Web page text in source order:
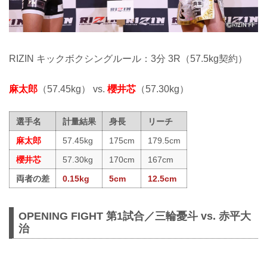
RIZIN キックボクシングルール：3分 3R（57.5kg契約）
麻太郎 （57.45kg） vs. 櫻井芯 （57.30kg）
選手名 計量結果 身長
リーチ
麻太郎
57.45kg 175cm
179.5cm
櫻井芯
57.30kg 170cm
167cm
両者の差
0.15kg 5cm 12.5cm
OPENING FIGHT 第1試合／三輪憂斗 vs. 赤平大
治